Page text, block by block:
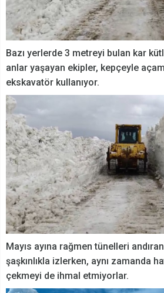
Bazı yerlerde 3 metreyi bulan kar
anlar yaşayan ekipler, kepçeyle
ekskavatör kullanıyor.
Mayıs ayına rağmen tünelleri
şaşkınlıkla izlerken, aynı zamanda
çekmeyi de ihmal etmiyorlar.